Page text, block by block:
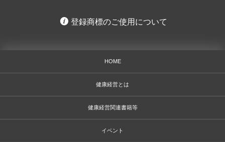
登録商標のご使用について
HOME
健康経営とは
健康経営関連書籍等
イベント